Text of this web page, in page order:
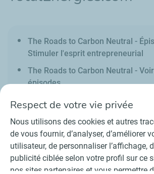
The Roads to Carbon Neutral -
Stimuler l'esprit entrepreneurial
The Roads to Carbon Neutral -
épisodes
Contact Fournisseurs
Conditions Générales
Respect de votre vie privée
Nous utilisons des cookies et autres
de vous fournir, d’analyser, d’améliorer
utilisateur, de personnaliser l’affichage,
publicité ciblée selon votre profil sur ce
nos sites partenaires et vous permettre